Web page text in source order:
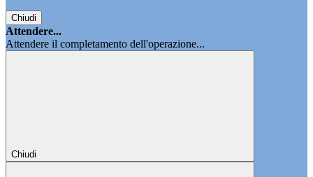
Chiudi
Attendere...
Attendere il completamento dell'operazione...
Chiudi